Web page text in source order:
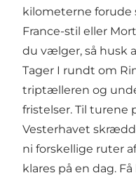
kilometerne forude
France-stil eller
du vælger, så husk
Tager I rundt om
triptælleren og
fristelser. Til turene
Vesterhavet
ni forskellige ruter
klares på en dag.